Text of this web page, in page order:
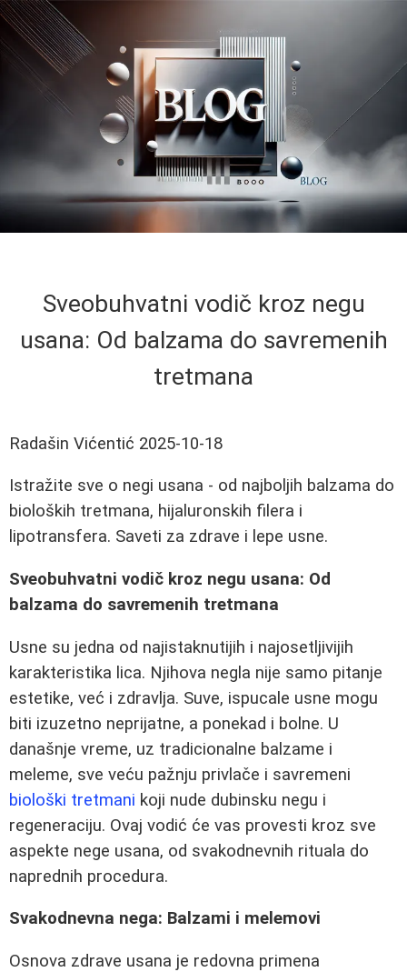
Sveobuhvatni vodič kroz negu
usana: Od balzama do savremenih
tretmana
Radašin Vićentić 2025-10-18
Istražite sve o negi usana - od najboljih balzama do
bioloških tretmana, hijaluronskih filera i
lipotransfera. Saveti za zdrave i lepe usne.
Sveobuhvatni vodič kroz negu usana: Od
balzama do savremenih tretmana
Usne su jedna od najistaknutijih i najosetljivijih
karakteristika lica. Njihova negla nije samo pitanje
estetike, već i zdravlja. Suve, ispucale usne mogu
biti izuzetno neprijatne, a ponekad i bolne. U
današnje vreme, uz tradicionalne balzame i
meleme, sve veću pažnju privlače i savremeni
biološki tretmani koji nude dubinsku negu i
regeneraciju. Ovaj vodić će vas provesti kroz sve
aspekte nege usana, od svakodnevnih rituala do
naprednih procedura.
Svakodnevna nega: Balzami i melemovi
Osnova zdrave usana je redovna primena